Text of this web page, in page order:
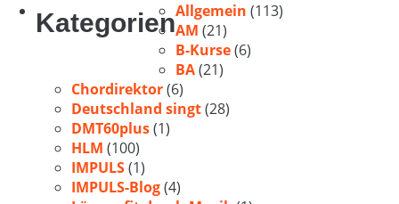
KategorienAllgemein (113)
AM (21)
B-Kurse(6)
BA(21)
Chordirektor(6)
Deutschland singt(28)
DMT60plus(1)
HLM (100)
IMPULS(1)
IMPULS-Blog(4)